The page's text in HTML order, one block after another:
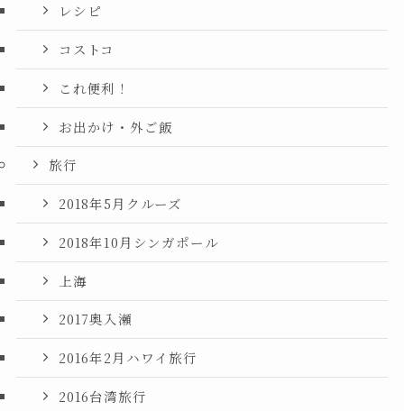
レシピ
コストコ
これ便利！
お出かけ・外ご飯
旅行
2018年5月クルーズ
2018年10月シンガポール
上海
2017奥入瀬
2016年2月ハワイ旅行
2016台湾旅行